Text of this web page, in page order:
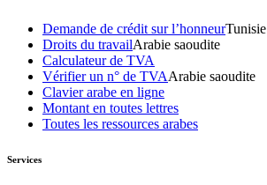
Demande de crédit sur l’honneurTunisie
Droits du travailArabie saoudite
Calculateur de TVA
Vérifier un n° de TVAArabie saoudite
Clavier arabe en ligne
Montant en toutes lettres
Toutes les ressources arabes
Services